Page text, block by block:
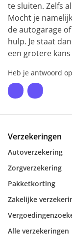
te sluiten. Zelfs
Mocht je
de autogarage
hulp. Je staat
een grotere
Heb je antwoord
Verzekeringen
Autoverzekering
Zorgverzekering
Pakketkorting
Zakelijke
Alle verzekeringen